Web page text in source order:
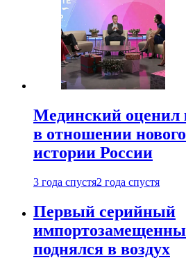
Мединский оценил
в отношении
истории России
3 года спустя2 года спустя
Первый серийный
поднялся в воздух